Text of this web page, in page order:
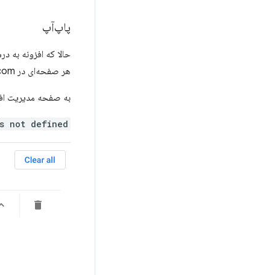
پاپ‌آپ
حالا که افزونه به
هر صفحه‌ای در developer.chrome.com بروید، پنجره‌ی بازشو را باز کنید و روی مربع سبز کلیک کنید. و... هیچ اتفاقی نمی‌افتد.
به صفحه مدیریت
not defined